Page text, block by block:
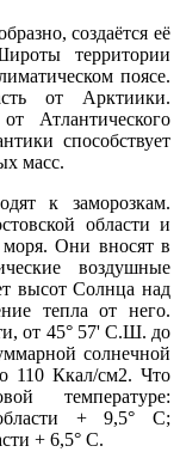
создаётся её
территории
поясе.
от Арктиики.
Атлантического
способствует
масс.
к заморозкам.
области и
моря. Они вносят в
воздушные
высот Солнца над
тепла от него.
от 45° 57' С.Ш. до
солнечной
110 Ккал/см2. Что
температуре:
+ 9,5° С;
+ 6,5° С.